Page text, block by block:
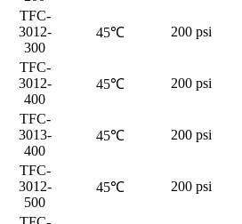
TFC-
3012-
300
45℃ 200 psi
TFC-
3012-
400
45℃ 200 psi
TFC-
3013-
400
45℃ 200 psi
TFC-
3012-
500
45℃ 200 psi